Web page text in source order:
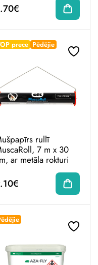
prece Pēdējie
rullī
7 m x 30
ar metāla rokturi